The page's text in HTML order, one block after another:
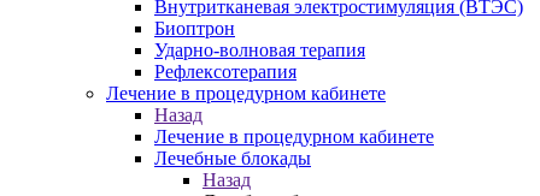
Внутритканевая электростимуляция (ВТЭС)
Биоптрон
Ударно-волновая терапия
Рефлексотерапия
Лечение в процедурном кабинете
Назад
Лечение в процедурном кабинете
Лечебные блокады
Назад